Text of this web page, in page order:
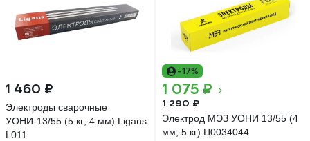
1 460 ₽
Электроды сварочные
УОНИ-13/55 (5 кг; 4 мм) Ligans
L011
-17%
1 075 ₽
1 290 ₽
Электрод МЭЗ УОНИ 13/55 (4
мм; 5 кг) Ц0034044